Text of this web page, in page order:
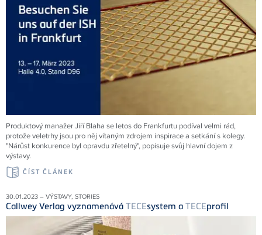
Produktový manažer Jiří Blaha se letos do Frankfurtu podíval velmi rád,
protože veletrhy jsou pro něj vítaným zdrojem inspirace a setkání s kolegy.
"Nárůst konkurence byl opravdu zřetelný", popisuje svůj hlavní dojem z
výstavy.
ČÍST ČLÁNEK
30.01.2023 – VÝSTAVY, STORIES
Callwey Verlag vyznamenává TECEsystem a TECEprofil